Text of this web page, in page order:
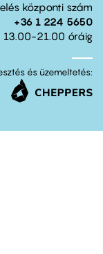
központi szám
+36 1 224 5650
13.00-21.00 óráig
és üzemeltetés: